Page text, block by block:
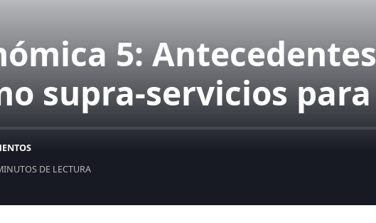
5:
supra-servicios
DE LECTURA